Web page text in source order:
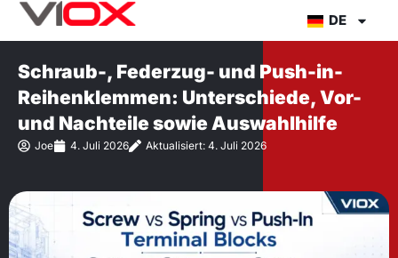
Zum
DE
Schraub-, Federzug- und Push-in-
Reihenklemmen: Unterschiede, Vor-
und Nachteile sowie Auswahlhilfe
Joe 4. Juli 2026 Aktualisiert: 4. Juli 2026